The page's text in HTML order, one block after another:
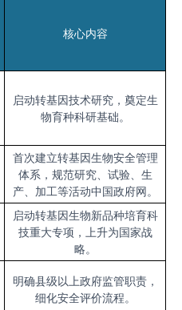
核心内容
启动转基因技术研究，奠定生
物育种科研基础。
首次建立转基因生物安全管理
体系，规范研究、试验、生
产、加工等活动中国政府网。
启动转基因生物新品种培育科
技重大专项，上升为国家战
略。
明确县级以上政府监管职责，
细化安全评价流程。